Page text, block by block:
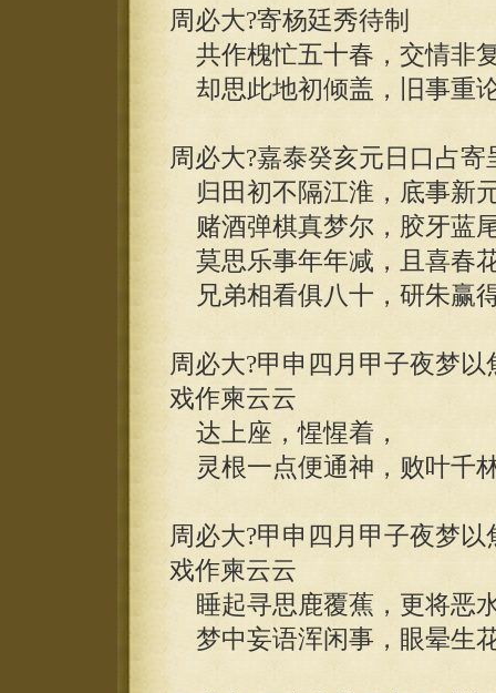
周必大?寄杨廷秀待制
共作槐忙五十春，交情非
却思此地初倾盖，旧事重
周必大?嘉泰癸亥元日口占寄
归田初不隔江淮，底事新
赌酒弹棋真梦尔，胶牙蓝
莫思乐事年年减，且喜春
兄弟相看俱八十，研朱赢
周必大?甲申四月甲子夜梦
戏作柬云云
达上座，惺惺着，
灵根一点便通神，败叶千
周必大?甲申四月甲子夜梦
戏作柬云云
睡起寻思鹿覆蕉，更将恶
梦中妄语浑闲事，眼晕生